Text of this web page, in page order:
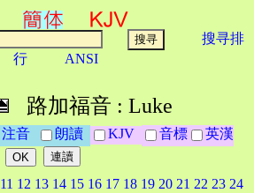
搜寻排
行
ANSI
路加福音 : Luke
注音 朗讀 KJV 音標
英漢
11 12 13 14 15 16 17 18 19 20 21 22 23 24